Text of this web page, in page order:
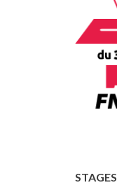
STAGES